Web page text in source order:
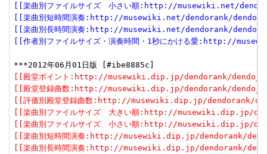
[[楽曲別ファイルサイズ　小さい順:http://musewiki.net/
[[楽曲別短時間演奏:http://musewiki.net/dendorank/
[[楽曲別長時間演奏:http://musewiki.net/dendorank/
[[作者別ファイルサイズ・演奏時間・1秒にかける愛:http://
[[殿堂ポイント:http://musewiki.dip.jp/dendorank/
[[殿堂登録曲数:http://musewiki.dip.jp/dendorank/
[[評価別殿堂登録曲数:http://musewiki.dip.jp/dendorank/
[[楽曲別ファイルサイズ　大きい順:http://musewiki.dip.jp/
[[楽曲別ファイルサイズ　小さい順:http://musewiki.dip.jp/
[[楽曲別短時間演奏:http://musewiki.dip.jp/dendorank/
[[楽曲別長時間演奏:http://musewiki.dip.jp/dendorank/